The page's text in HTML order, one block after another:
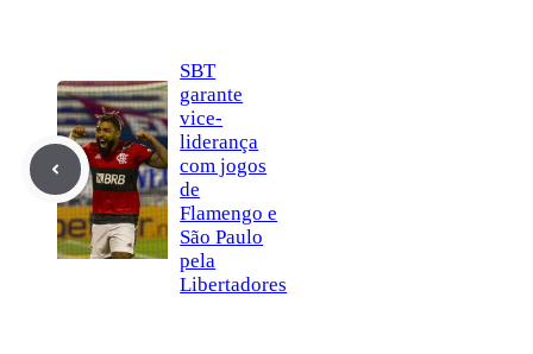
SBT
garante
vice-
liderança
com jogos
de
Flamengo e
São Paulo
pela
Libertadores